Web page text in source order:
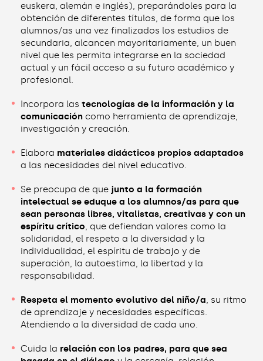
euskera, alemán e inglés), preparándoles para la
obtención de diferentes títulos, de forma que los
alumnos/as una vez finalizados los estudios de
secundaria, alcancen mayoritariamente, un buen
nivel que les permita integrarse en la sociedad
actual y un fácil acceso a su futuro académico y
profesional.
Incorpora las tecnologías de la información y la
comunicación como herramienta de aprendizaje,
investigación y creación.
Elabora materiales didácticos propios adaptados
a las necesidades del nivel educativo.
Se preocupa de que junto a la formación
intelectual se eduque a los alumnos/as para que
sean personas libres, vitalistas, creativas y con un
espíritu crítico , que defiendan valores como la
solidaridad, el respeto a la diversidad y la
individualidad, el espíritu de trabajo y de
superación, la autoestima, la libertad y la
responsabilidad.
Respeta el momento evolutivo del niño/a , su ritmo
de aprendizaje y necesidades específicas.
Atendiendo a la diversidad de cada uno.
Cuida la relación con los padres, para que sea